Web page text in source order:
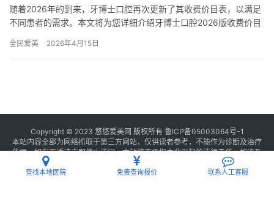
随着2026年的到来，牙博士口腔再次更新了其收费价目表，以满足
不同患者的需求。本文将为您详细介绍牙博士口腔2026版收费价目
全民爱美 2026年4月15日
Copyright © 2023 悠悠爱美网 版权所有 鲁ICP备05003064号-1
本站内容全部为网络抓取于第三方网站，仅供读者参考，不能作为诊断及治疗
依据，如有不适请立即停止访问，本站将不承担由此引起的法律责任。如涉及
联系我们
查找本地医院 免费查询报价 联系人工客服